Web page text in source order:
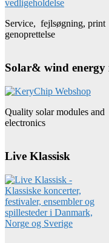
Service, fejlsøgning, print
genoprettelse
Solar& wind energy
Quality solar modules and
electronics
Live Klassisk